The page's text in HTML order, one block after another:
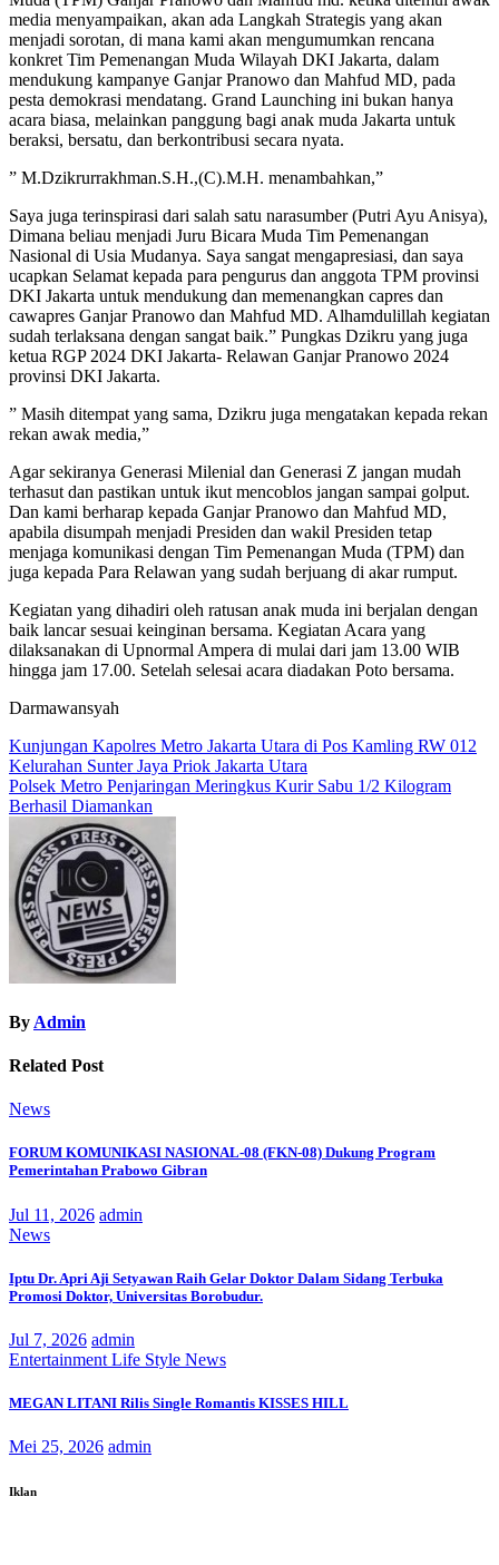
media menyampaikan, akan ada Langkah Strategis yang akan
menjadi sorotan, di mana kami akan mengumumkan rencana
konkret Tim Pemenangan Muda Wilayah DKI Jakarta, dalam
mendukung kampanye Ganjar Pranowo dan Mahfud MD, pada
pesta demokrasi mendatang. Grand Launching ini bukan hanya
acara biasa, melainkan panggung bagi anak muda Jakarta untuk
beraksi, bersatu, dan berkontribusi secara nyata.
” M.Dzikrurrakhman.S.H.,(C).M.H. menambahkan,”
Saya juga terinspirasi dari salah satu narasumber (Putri Ayu Anisya),
Dimana beliau menjadi Juru Bicara Muda Tim Pemenangan
Nasional di Usia Mudanya. Saya sangat mengapresiasi, dan saya
ucapkan Selamat kepada para pengurus dan anggota TPM provinsi
DKI Jakarta untuk mendukung dan memenangkan capres dan
cawapres Ganjar Pranowo dan Mahfud MD. Alhamdulillah kegiatan
sudah terlaksana dengan sangat baik.” Pungkas Dzikru yang juga
ketua RGP 2024 DKI Jakarta- Relawan Ganjar Pranowo 2024
provinsi DKI Jakarta.
” Masih ditempat yang sama, Dzikru juga mengatakan kepada rekan
rekan awak media,”
Agar sekiranya Generasi Milenial dan Generasi Z jangan mudah
terhasut dan pastikan untuk ikut mencoblos jangan sampai golput.
Dan kami berharap kepada Ganjar Pranowo dan Mahfud MD,
apabila disumpah menjadi Presiden dan wakil Presiden tetap
menjaga komunikasi dengan Tim Pemenangan Muda (TPM) dan
juga kepada Para Relawan yang sudah berjuang di akar rumput.
Kegiatan yang dihadiri oleh ratusan anak muda ini berjalan dengan
baik lancar sesuai keinginan bersama. Kegiatan Acara yang
dilaksanakan di Upnormal Ampera di mulai dari jam 13.00 WIB
hingga jam 17.00. Setelah selesai acara diadakan Poto bersama.
Darmawansyah
Navigasi
pos
Kunjungan Kapolres Metro Jakarta Utara di Pos Kamling RW 012
Kelurahan Sunter Jaya Priok Jakarta Utara
Polsek Metro Penjaringan Meringkus Kurir Sabu 1/2 Kilogram
Berhasil Diamankan
By Admin
Related Post
News
FORUM KOMUNIKASI NASIONAL-08 (FKN-08) Dukung Program
Pemerintahan Prabowo Gibran
Jul 11, 2026 admin
News
Iptu Dr. Apri Aji Setyawan Raih Gelar Doktor Dalam Sidang Terbuka
Promosi Doktor, Universitas Borobudur.
Jul 7, 2026 admin
Entertainment Life Style News
MEGAN LITANI Rilis Single Romantis KISSES HILL
Mei 25, 2026 admin
Iklan